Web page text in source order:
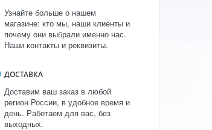
Узнайте больше о нашем
магазине: кто мы, наши клиенты и
почему они выбрали именно нас.
Наши контакты и реквизиты.
ДОСТАВКА
Доставим ваш заказ в любой
регион России, в удобное время и
день. Работаем для вас, без
выходных.